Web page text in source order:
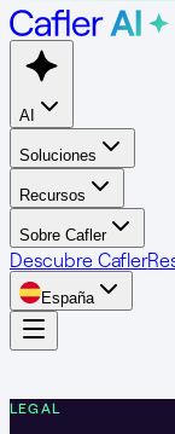
AI
Soluciones
Recursos
Sobre Cafler
Descubre Cafler
España
LEGAL